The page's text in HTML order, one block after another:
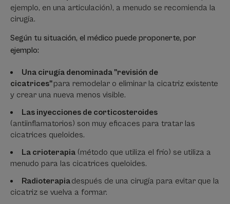
ejemplo, en una articulación), a menudo se recomienda la
cirugía.
Según tu situación, el médico puede proponerte, por
ejemplo:
Una cirugía denominada "revisión de
cicatrices"para remodelar o eliminar la cicatriz existente
y crear una nueva menos visible.
Las inyecciones de corticosteroides
(antiinflamatorios) son muy eficaces para tratar las
cicatrices queloides.
La crioterapia (método que utiliza el frío) se utiliza a
menudo para las cicatrices queloides.
Radioterapiadespués de una cirugía para evitar que la
cicatriz se vuelva a formar.